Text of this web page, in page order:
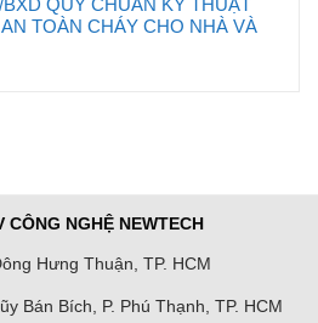
QUY CHUẨN KỸ THUẬT
TOÀN CHÁY CHO NHÀ VÀ
CÔNG NGHỆ NEWTECH
Hưng Thuận, TP. HCM
Bán Bích, P. Phú Thạnh, TP. HCM